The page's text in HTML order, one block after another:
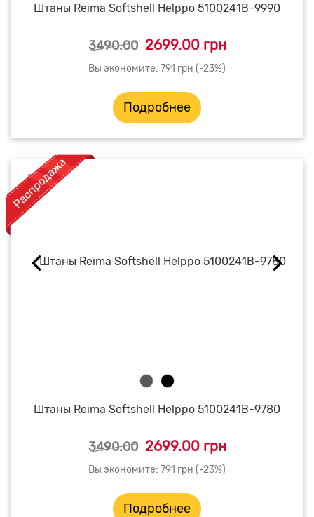
Штаны Reima Softshell Helppo 5100241B-9990
3490.00 2699.00 грн
Вы экономите: 791 грн (-23%)
Подробнее
Штаны Reima Softshell Helppo 5100241B-9780
3490.00 2699.00 грн
Вы экономите: 791 грн (-23%)
Подробнее